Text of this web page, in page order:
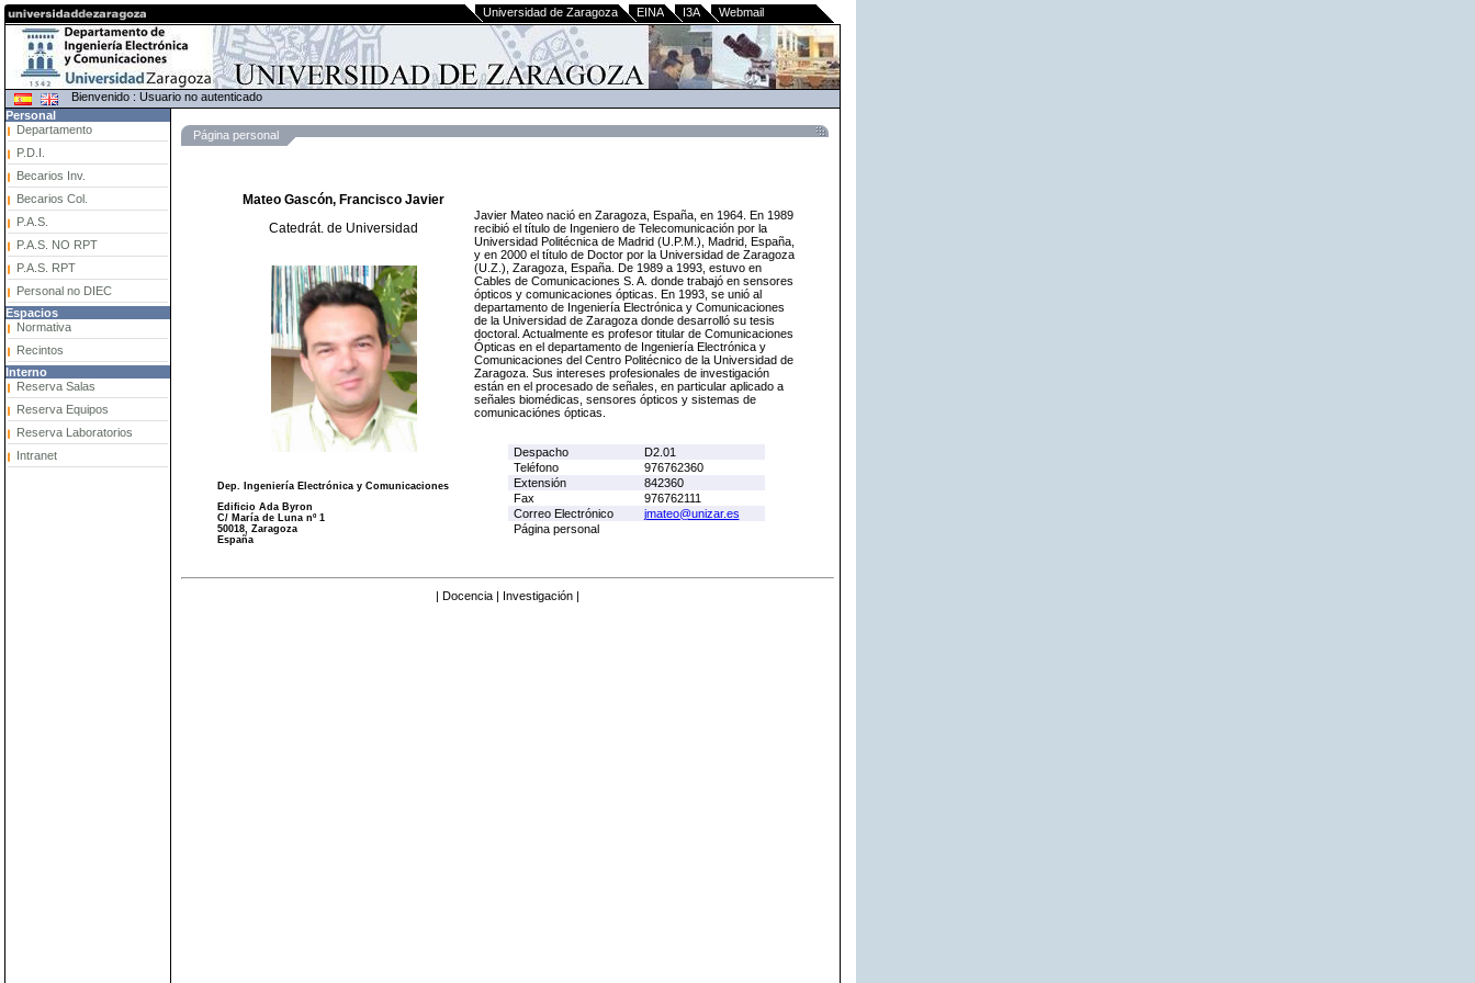
Universidad de Zaragoza EINA I3A Webmail
Bienvenido : Usuario no autenticado
Personal
Departamento
P.D.I.
Becarios Inv.
Becarios Col.
P.A.S.
P.A.S. NO RPT
P.A.S. RPT
Personal no DIEC
Espacios
Normativa
Recintos
Interno
Reserva Salas
Reserva Equipos
Reserva Laboratorios
Intranet
Página personal
Mateo Gascón, Francisco Javier
Catedrát. de Universidad
Dep. Ingeniería Electrónica y Comunicaciones
Edificio Ada Byron
C/ María de Luna nº 1
50018, Zaragoza
España
Javier Mateo nació en Zaragoza, España, en 1964. En 1989
recibió el título de Ingeniero de Telecomunicación por la
Universidad Politécnica de Madrid (U.P.M.), Madrid, España,
y en 2000 el título de Doctor por la Universidad de Zaragoza
(U.Z.), Zaragoza, España. De 1989 a 1993, estuvo en
Cables de Comunicaciones S. A. donde trabajó en sensores
ópticos y comunicaciones ópticas. En 1993, se unió al
departamento de Ingeniería Electrónica y Comunicaciones
de la Universidad de Zaragoza donde desarrolló su tesis
doctoral. Actualmente es profesor titular de Comunicaciones
Ópticas en el departamento de Ingeniería Electrónica y
Comunicaciones del Centro Politécnico de la Universidad de
Zaragoza. Sus intereses profesionales de investigación
están en el procesado de señales, en particular aplicado a
señales biomédicas, sensores ópticos y sistemas de
comunicaciónes ópticas.
Despacho
D2.01
Teléfono
976762360
Extensión
842360
Fax
976762111
Correo Electrónico
jmateo@unizar.es
Página personal
| Docencia | Investigación |